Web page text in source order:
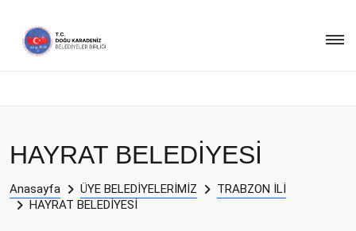
HAYRAT BELEDİYESİ
Anasayfa ÜYE BELEDİYELERİMİZ
TRABZON İLİ
HAYRAT BELEDİYESİ